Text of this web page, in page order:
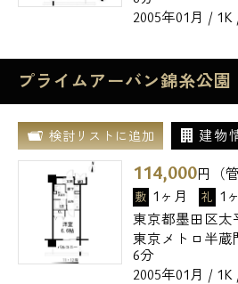
2005年01月 / 1K
プライムアーバン錦糸公園
検討リストに追加 建物
114,000円（
敷 1ヶ月 礼 1
東京都墨田区太
東京メトロ半蔵
6分
2005年01月 / 1K